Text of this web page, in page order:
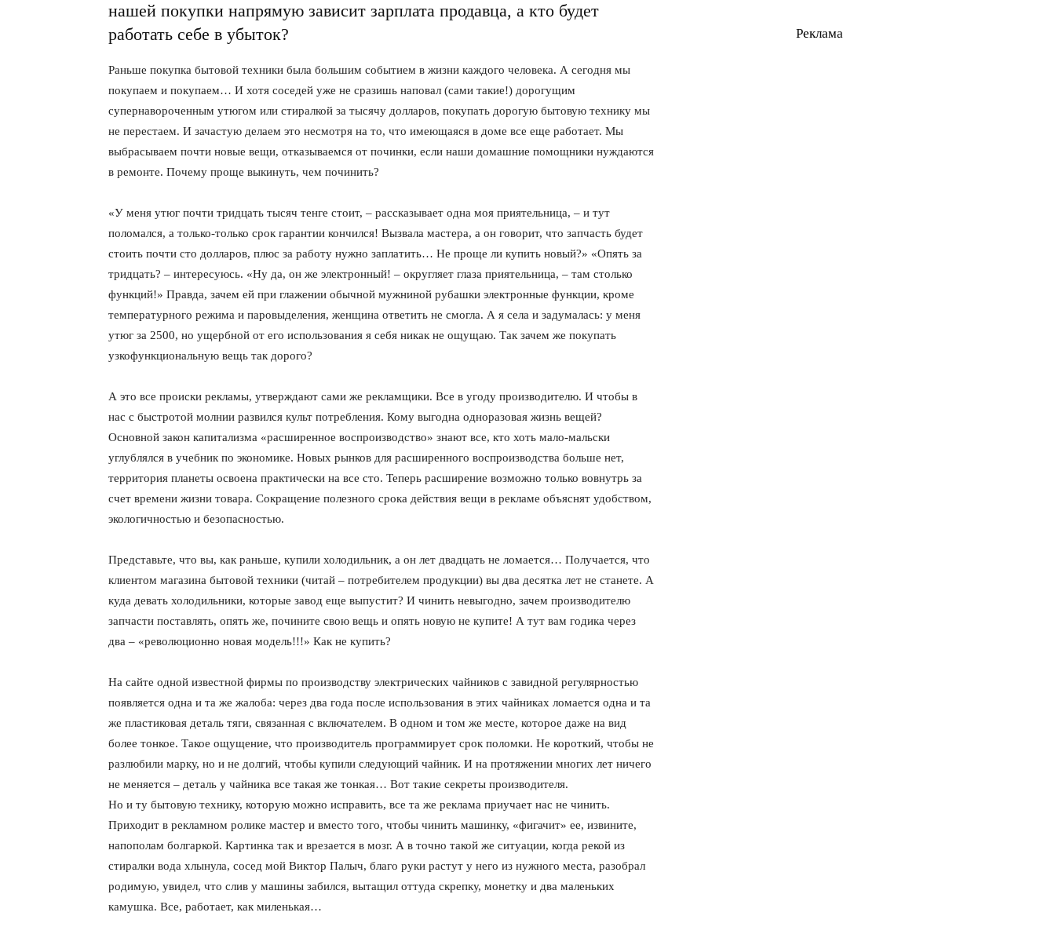
нашей покупки напрямую зависит зарплата продавца, а кто будет
работать себе в убыток?
Раньше покупка бытовой техники была большим событием в жизни каждого человека. А сегодня мы
покупаем и покупаем… И хотя соседей уже не сразишь наповал (сами такие!) дорогущим
супернавороченным утюгом или стиралкой за тысячу долларов, покупать дорогую бытовую технику мы
не перестаем. И зачастую делаем это несмотря на то, что имеющаяся в доме все еще работает. Мы
выбрасываем почти новые вещи, отказываемся от починки, если наши домашние помощники нуждаются
в ремонте. Почему проще выкинуть, чем починить?
«У меня утюг почти тридцать тысяч тенге стоит, – рассказывает одна моя приятельница, – и тут
поломался, а только-только срок гарантии кончился! Вызвала мастера, а он говорит, что запчасть будет
стоить почти сто долларов, плюс за работу нужно заплатить… Не проще ли купить новый?» «Опять за
тридцать? – интересуюсь. «Ну да, он же электронный! – округляет глаза приятельница, – там столько
функций!» Правда, зачем ей при глажении обычной мужниной рубашки электронные функции, кроме
температурного режима и паровыделения, женщина ответить не смогла. А я села и задумалась: у меня
утюг за 2500, но ущербной от его использования я себя никак не ощущаю. Так зачем же покупать
узкофункциональную вещь так дорого?
А это все происки рекламы, утверждают сами же рекламщики. Все в угоду производителю. И чтобы в
нас с быстротой молнии развился культ потребления. Кому выгодна одноразовая жизнь вещей?
Основной закон капитализма «расширенное воспроизводство» знают все, кто хоть мало-мальски
углублялся в учебник по экономике. Новых рынков для расширенного воспроизводства больше нет,
территория планеты освоена практически на все сто. Теперь расширение возможно только вовнутрь за
счет времени жизни товара. Сокращение полезного срока действия вещи в рекламе объяснят удобством,
экологичностью и безопасностью.
Представьте, что вы, как раньше, купили холодильник, а он лет двадцать не ломается… Получается, что
клиентом магазина бытовой техники (читай – потребителем продукции) вы два десятка лет не станете. А
куда девать холодильники, которые завод еще выпустит? И чинить невыгодно, зачем производителю
запчасти поставлять, опять же, почините свою вещь и опять новую не купите! А тут вам годика через
два – «революционно новая модель!!!» Как не купить?
На сайте одной известной фирмы по производству электрических чайников с завидной регулярностью
появляется одна и та же жалоба: через два года после использования в этих чайниках ломается одна и та
же пластиковая деталь тяги, связанная с включателем. В одном и том же месте, которое даже на вид
более тонкое. Такое ощущение, что производитель программирует срок поломки. Не короткий, чтобы не
разлюбили марку, но и не долгий, чтобы купили следующий чайник. И на протяжении многих лет ничего
не меняется – деталь у чайника все такая же тонкая… Вот такие секреты производителя.
Но и ту бытовую технику, которую можно исправить, все та же реклама приучает нас не чинить.
Приходит в рекламном ролике мастер и вместо того, чтобы чинить машинку, «фигачит» ее, извините,
напополам болгаркой. Картинка так и врезается в мозг. А в точно такой же ситуации, когда рекой из
стиралки вода хлынула, сосед мой Виктор Палыч, благо руки растут у него из нужного места, разобрал
родимую, увидел, что слив у машины забился, вытащил оттуда скрепку, монетку и два маленьких
камушка. Все, работает, как миленькая…
Реклама